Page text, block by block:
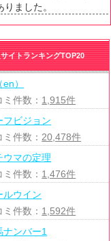
ました。
イトランキングTOP20
）
ミ件数： 1,915件
フビジョン
ミ件数： 20,478件
ウマの定理
ミ件数： 1,476件
ルウイン
ミ件数： 1,592件
ナンバー1